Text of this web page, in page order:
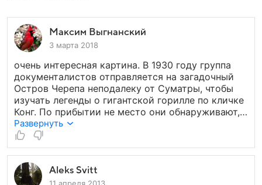
Максим Выгнанский
3 марта 2018
очень интересная картина. В 1930 году группа
документалистов отправляется на загадочный
Остров Черепа неподалеку от Суматры, чтобы
изучать легенды о гигантской горилле по кличке
Конг. По прибытии не место они обнаруживают,
что Кинг Конг и правда существует. Горилла
живет в самой чаще непроходимых джунглей,
где помимо него, спрятанные от всего мира,
обитают многие создания из доисторических
времен. Исследователи оказываются между двух
огней – с одной стороны Кинг Конг, а с другой –
Развернуть
Aleks Svitt